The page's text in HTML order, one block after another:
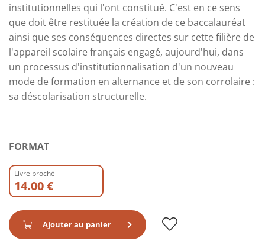
institutionnelles qui l'ont constitué. C'est en ce sens
que doit être restituée la création de ce baccalauréat
ainsi que ses conséquences directes sur cette filière de
l'appareil scolaire français engagé, aujourd'hui, dans
un processus d'institutionnalisation d'un nouveau
mode de formation en alternance et de son corrolaire :
sa déscolarisation structurelle.
FORMAT
Livre broché
14.00 €
Ajouter au panier